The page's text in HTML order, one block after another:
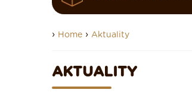
› Home › Aktuality
AKTUALITY